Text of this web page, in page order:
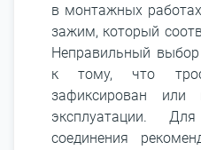
в монтажных
зажим, который
Неправильный
к тому, что
зафиксирован или
эксплуатации.
соединения